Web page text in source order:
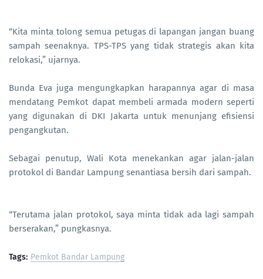
“Kita minta tolong semua petugas di lapangan jangan buang
sampah seenaknya. TPS-TPS yang tidak strategis akan kita
relokasi,” ujarnya.
Bunda Eva juga mengungkapkan harapannya agar di masa
mendatang Pemkot dapat membeli armada modern seperti
yang digunakan di DKI Jakarta untuk menunjang efisiensi
pengangkutan.
Sebagai penutup, Wali Kota menekankan agar jalan-jalan
protokol di Bandar Lampung senantiasa bersih dari sampah.
“Terutama jalan protokol, saya minta tidak ada lagi sampah
berserakan,” pungkasnya.
Tags: Pemkot Bandar Lampung